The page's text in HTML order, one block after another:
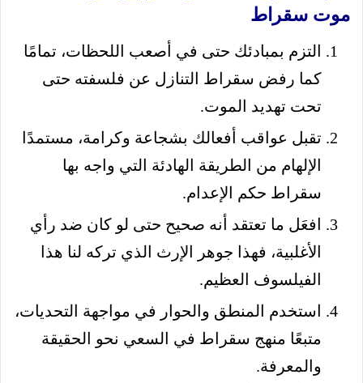
موت سقراط
التزم بمبادئك حتى في أصعب اللحظات، تمامًا
كما رفض سقراط التنازل عن فلسفته حتى
تحت تهديد الموت.
تقبل عواقب أفعالك بشجاعة وكرامة، مستمدًا
الإلهام من الطريقة الهادئة التي واجه بها
سقراط حكم الإعدام.
افعَل ما تعتقد أنه صحيح حتى لو كان ضد رأي
الأغلبية، فهذا جوهر الإرث الذي تركه لنا هذا
الفيلسوف العظيم.
استخدم المنطق والحوار في مواجهة التحديات،
متبعًا منهج سقراط في السعي نحو الحقيقة
والمعرفة.